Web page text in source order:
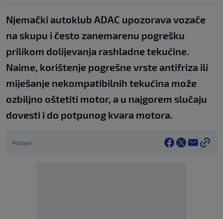
Njemački autoklub ADAC upozorava vozače
na skupu i često zanemarenu pogrešku
prilikom dolijevanja rashladne tekućine.
Naime, korištenje pogrešne vrste antifriza ili
miješanje nekompatibilnih tekućina može
ozbiljno oštetiti motor, a u najgorem slučaju
dovesti i do potpunog kvara motora.
Podijeli